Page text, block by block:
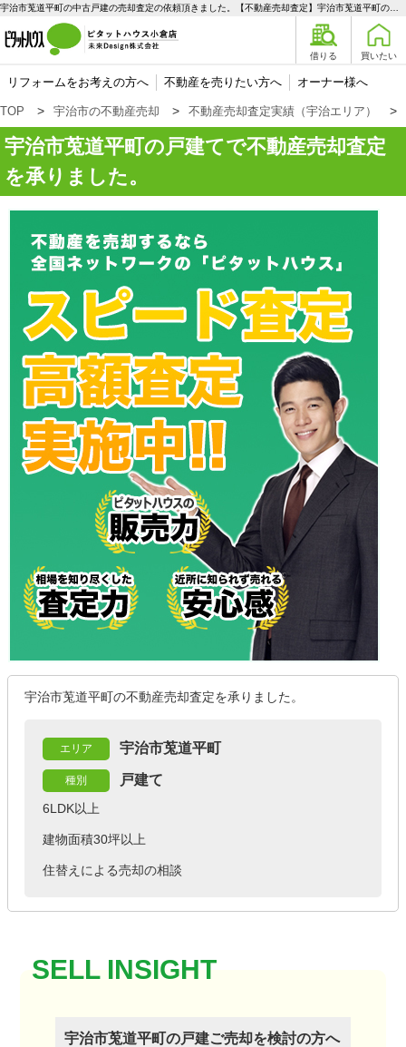
借りる 買いたい
リフォームをお考えの方へ 不動産を売りたい方へ オーナー様へ
TOP 宇治市の不動産売却 不動産売却査定実績（宇治エリア）
宇治市莵道平町の戸建てで不動産売却査定
を承りました。
宇治市莵道平町の不動産売却査定を承りました。
エリア 宇治市莵道平町
種別 戸建て
6LDK以上
建物面積30坪以上
住替えによる売却の相談
宇治市莵道平町の戸建ご売却を検討の方へ